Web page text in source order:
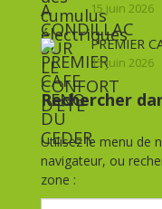
15 juin 2026
PREMIER
15 juin 2026
Rechercher
Utilisez le menu de
navigateur, ou
zone :